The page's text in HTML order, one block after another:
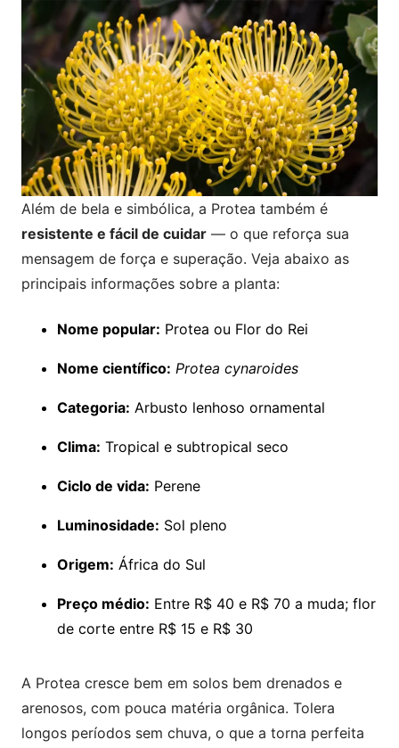
Além de bela e simbólica, a Protea também é
resistente e fácil de cuidar — o que reforça sua
mensagem de força e superação. Veja abaixo as
principais informações sobre a planta:
Nome popular: Protea ou Flor do Rei
Nome científico: Protea cynaroides
Categoria: Arbusto lenhoso ornamental
Clima: Tropical e subtropical seco
Ciclo de vida: Perene
Luminosidade: Sol pleno
Origem: África do Sul
Preço médio: Entre R$ 40 e R$ 70 a muda; flor
de corte entre R$ 15 e R$ 30
A Protea cresce bem em solos bem drenados e
arenosos, com pouca matéria orgânica. Tolera
longos períodos sem chuva, o que a torna perfeita